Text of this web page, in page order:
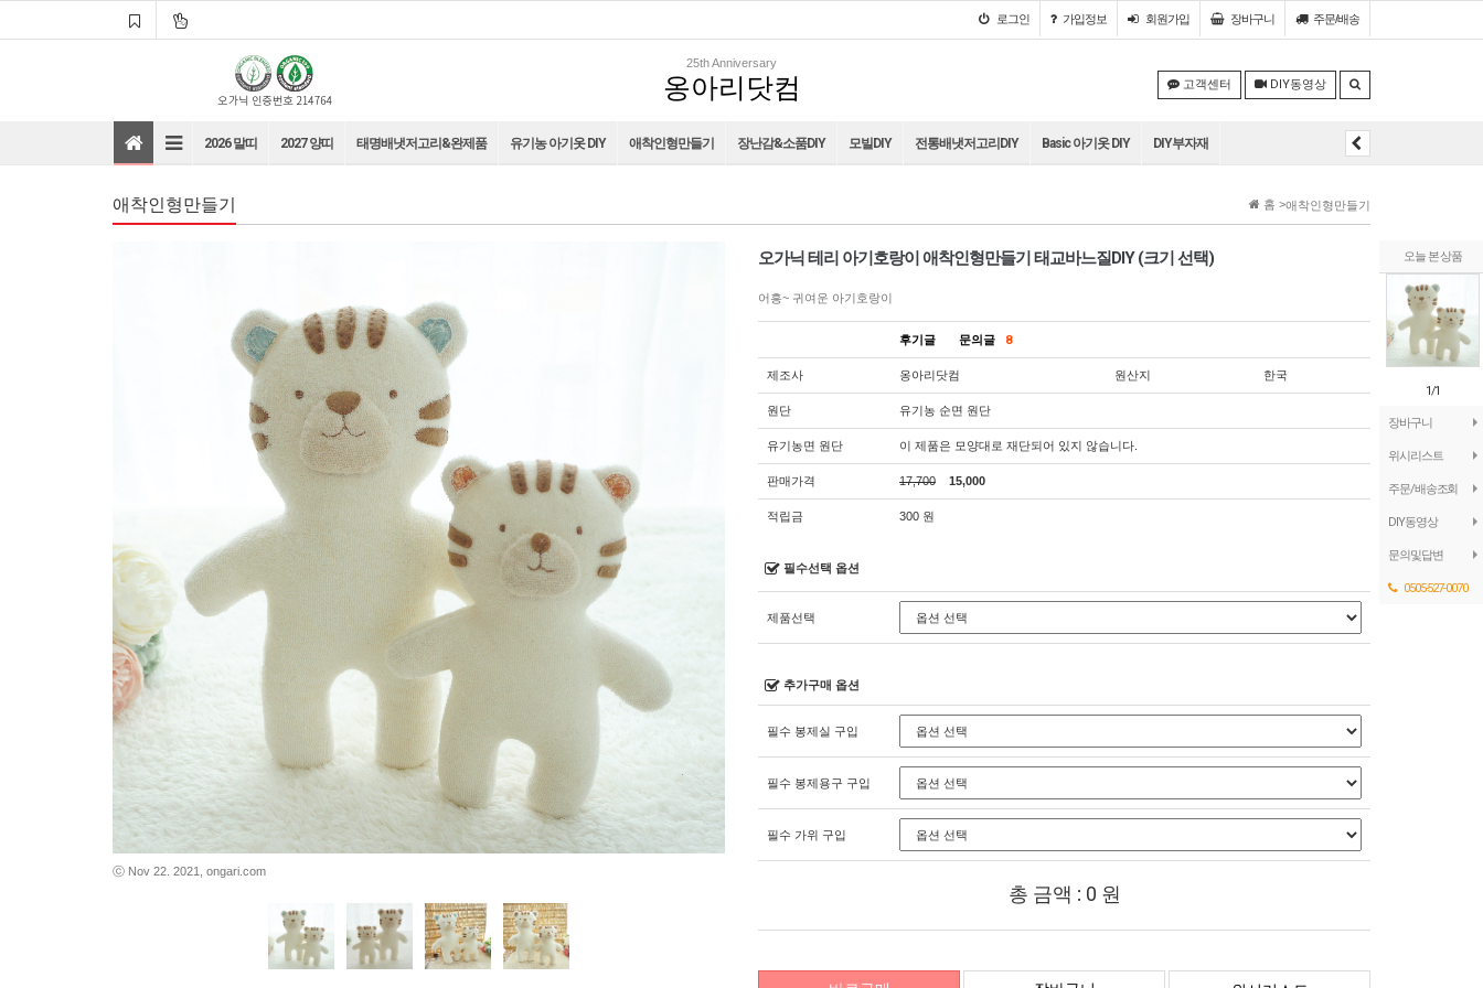
로그인 가입정보 회원가입 장바구니 주문/배송
오늘 본 상품
1/1
장바구니
바로가기
위시리스트
바로가기
주문/배송조회
DIY동영상
바로가기
문의및답변
바로가기
0505-527-0070
25th Anniversary
옹아리닷컴 고객센터 DIY동영상
2026 말띠 2027 양띠 태명배냇저고리&완제품 유기농 아기옷 DIY 애착인형만들기 장난감&소품DIY 모빌DIY 전통배냇저고리DIY Basic 아기옷 DIY DIY부자재
홈 >애착인형만들기
애착인형만들기
ⓒ Nov 22. 2021, ongari.com
오가닉 테리 아기호랑이 애착인형만들기 태교바느질DIY (크기 선택)
어흥~ 귀여운 아기호랑이
후기글 문의글 8
제조사 옹아리닷컴 원산지 한국
원단 유기농 순면 원단
유기농면 원단 이 제품은 모양대로 재단되어 있지 않습니다.
판매가격 17,700 15,000
적립금 300 원
필수선택 옵션
제품선택
추가구매 옵션
필수 봉제실 구입
필수 봉제용구 구입
필수 가위 구입
총 금액 : 0 원